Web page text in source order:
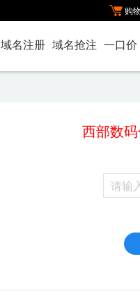
购
域名注册 域名抢注 一口价
西部数